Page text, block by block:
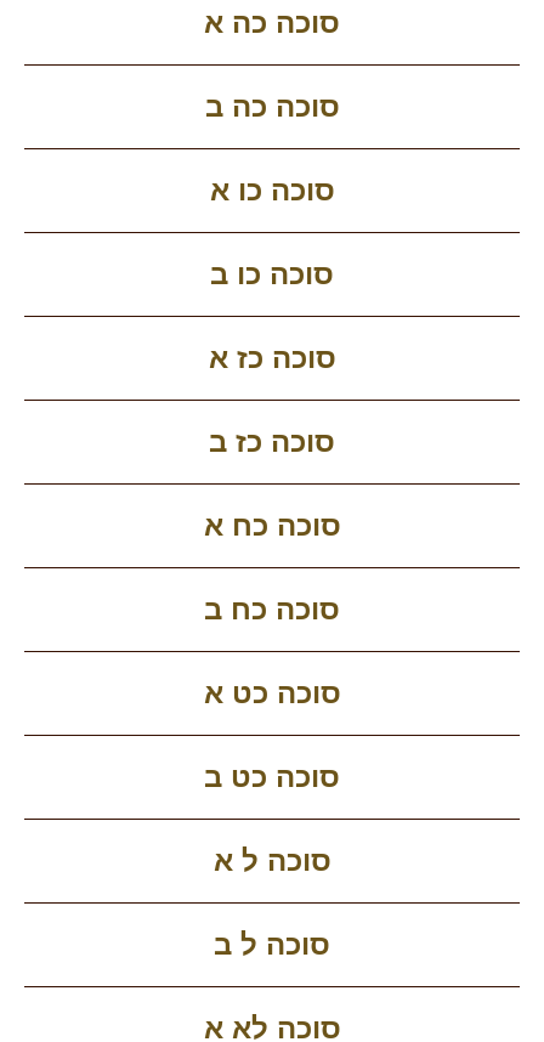
סוכה כה א
סוכה כה ב
סוכה כו א
סוכה כו ב
סוכה כז א
סוכה כז ב
סוכה כח א
סוכה כח ב
סוכה כט א
סוכה כט ב
סוכה ל א
סוכה ל ב
סוכה לא א